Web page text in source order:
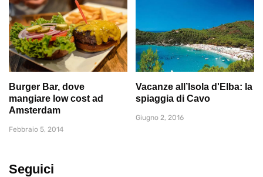
Burger Bar, dove
mangiare low cost ad
Amsterdam
Febbraio 5, 2014
Vacanze all’Isola d'Elba: la
spiaggia di Cavo
Giugno 2, 2016
Seguici